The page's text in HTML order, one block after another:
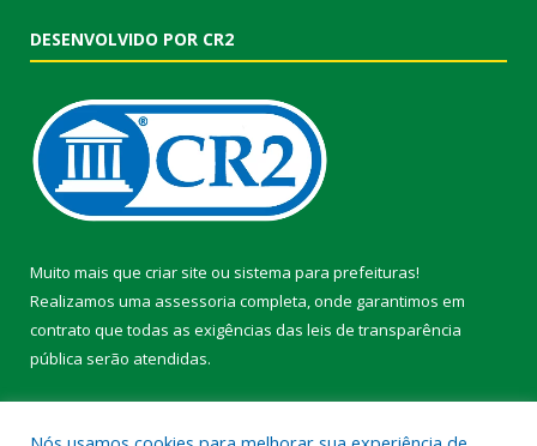
DESENVOLVIDO POR CR2
Muito mais que criar site ou sistema para prefeituras!
Realizamos uma assessoria completa, onde garantimos em
contrato que todas as exigências das leis de transparência
pública serão atendidas.